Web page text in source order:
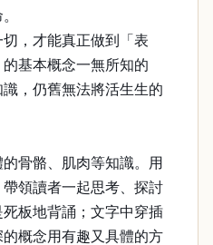
，才能真正做到「表
基本概念一無所知的
，仍舊無法將活生生的
骨骼、肌肉等知識。用
領讀者一起思考、探討
板地背誦；文字中穿插
概念用有趣又具體的方